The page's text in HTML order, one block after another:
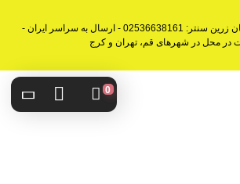
شماره تماس کارشناسان زرین سنتر: 02536638161 - ارسال به سراسر ایران -
در محل در شهرهای قم، تهران و کرج
0